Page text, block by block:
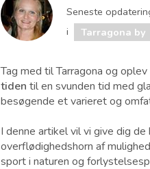
Seneste
i
Tarragona by
Tag med til Tarragona og
tiden til en svunden tid med
besøgende et varieret og
I denne artikel vil vi give dig
overflødighedshorn af
sport i naturen og